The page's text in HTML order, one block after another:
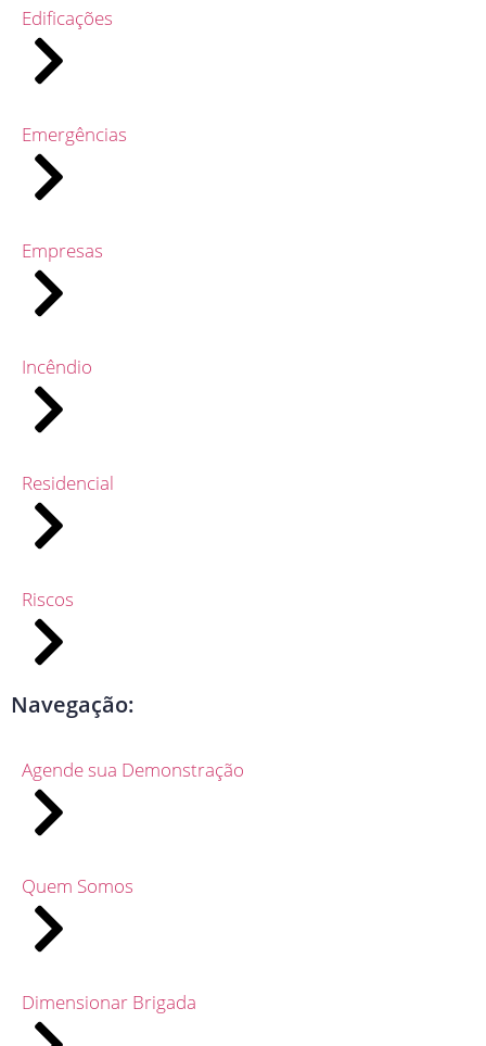
Edificações
Emergências
Empresas
Incêndio
Residencial
Riscos
Navegação:
Agende sua Demonstração
Quem Somos
Dimensionar Brigada